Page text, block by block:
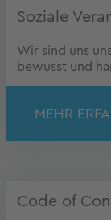
Soziale
Wir sind uns
bewusst und
MEHR
Code of